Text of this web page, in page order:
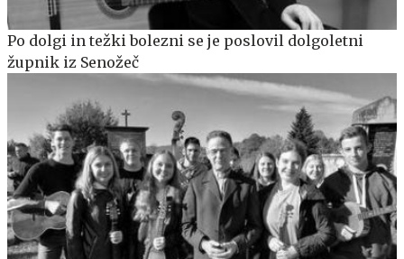
Po dolgi in težki bolezni se je poslovil dolgoletni
župnik iz Senožeč